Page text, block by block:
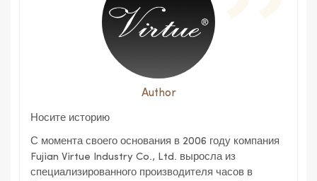
Author
Носите историю
С момента своего основания в 2006 году компания
Fujian Virtue Industry Co., Ltd. выросла из
специализированного производителя часов в